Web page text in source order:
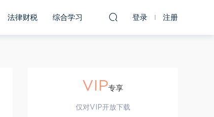
法律财税 综合学习 登录 注册
VIP专享
仅对VIP开放下载